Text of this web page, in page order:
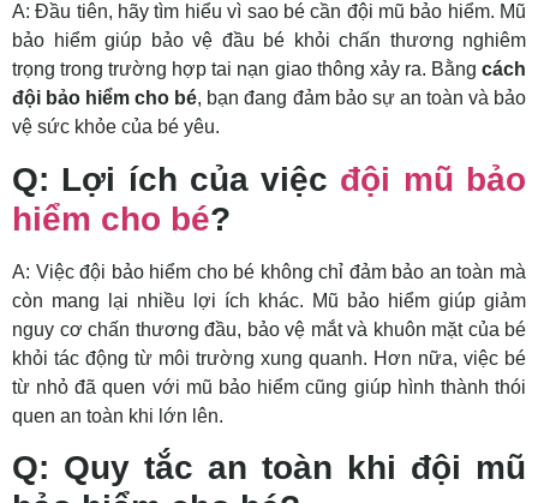
A: Đầu tiên, hãy tìm hiểu vì sao bé cần đội mũ bảo hiểm. Mũ
bảo hiểm giúp bảo vệ đầu bé khỏi chấn thương nghiêm
trọng trong trường hợp tai nạn giao thông xảy ra. Bằng cách
đội bảo hiểm cho bé, bạn đang đảm bảo sự an toàn và bảo
vệ sức khỏe của bé yêu.
Q: Lợi ích của việc đội mũ bảo
hiểm cho bé?
A: Việc đội bảo hiểm cho bé không chỉ đảm bảo an toàn mà
còn mang lại nhiều lợi ích khác. Mũ bảo hiểm giúp giảm
nguy cơ chấn thương đầu, bảo vệ mắt và khuôn mặt của bé
khỏi tác động từ môi trường xung quanh. Hơn nữa, việc bé
từ nhỏ đã quen với mũ bảo hiểm cũng giúp hình thành thói
quen an toàn khi lớn lên.
Q: Quy tắc an toàn khi đội mũ